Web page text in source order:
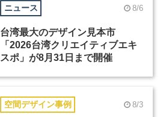
ニュース 8/6
台湾最大のデザイン見本市
「2026台湾クリエイティブエキ
スポ」が8月31日まで開催
空間デザイン事例 8/3